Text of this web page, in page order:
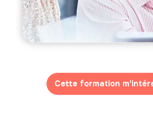
Cette formation